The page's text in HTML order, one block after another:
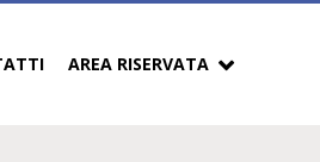
AREA RISERVATA